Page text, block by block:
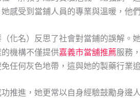
感受到當鋪人員的專業與溫暖，他
化名）反思了社會對當鋪的誤解
機構不僅提供嘉義市當舖推薦服務
任何灰色地帶，這與她的製藥行業
推進，她更常以自身經驗鼓勵身